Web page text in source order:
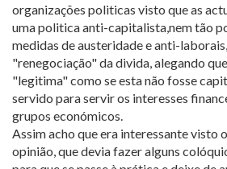
organizações politicas visto que as
uma politica anti-capitalista,nem tão
medidas de austeridade e anti-
"renegociação" da divida, alegando
"legitima" como se esta não fosse
servido para servir os interesses
grupos económicos.
Assim acho que era interessante visto
opinião, que devia fazer alguns